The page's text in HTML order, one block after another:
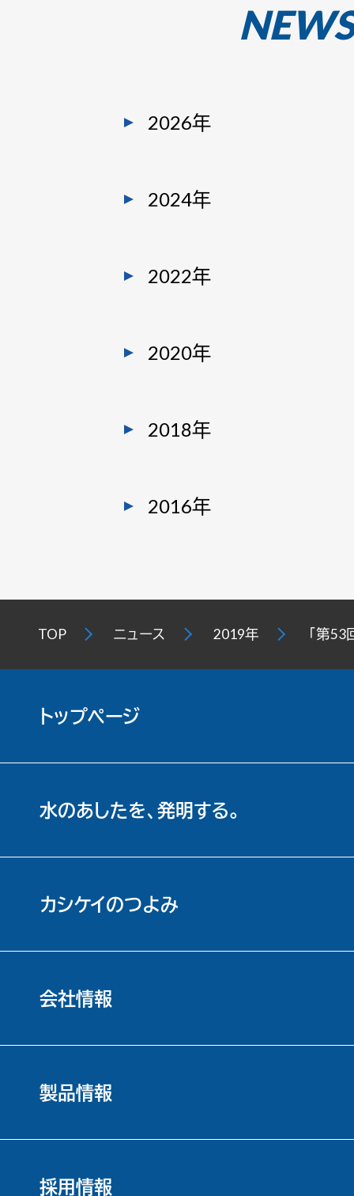
NEWS
2026年
2024年
2022年
2020年
2018年
2016年
TOP ニュース 2019年 「第
トップページ
水のあしたを、発明する。
カシケイのつよみ
会社情報
製品情報
採用情報